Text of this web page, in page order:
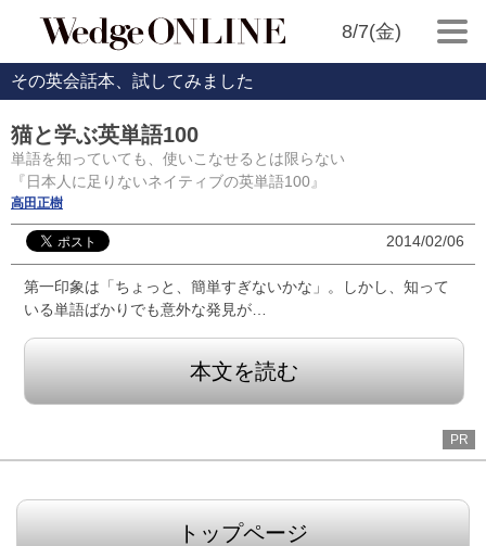
8/7(金)
その英会話本、試してみました
猫と学ぶ英単語100
単語を知っていても、使いこなせるとは限らない
『日本人に足りないネイティブの英単語100』
高田正樹
2014/02/06
第一印象は「ちょっと、簡単すぎないかな」。しかし、知って
いる単語ばかりでも意外な発見が…
本文を読む
PR
トップページ